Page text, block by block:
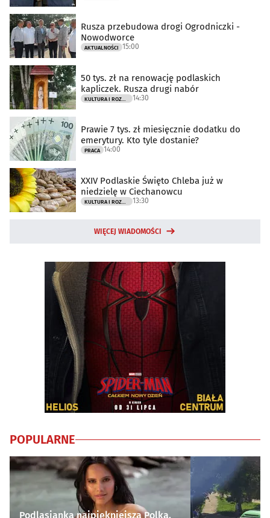
Rusza przebudowa drogi Ogrodniczki -
Nowodworce
AKTUALNOŚCI 15:00
50 tys. zł na renowację podlaskich
kapliczek. Rusza drugi nabór
14:30
Prawie 7 tys. zł miesięcznie dodatku do
emerytury. Kto tyle dostanie?
PRACA 14:00
XXIV Podlaskie Święto Chleba już w
niedzielę w Ciechanowcu
13:30
WIĘCEJ WIADOMOŚCI
POPULARNE
Podlasianka najpiękniejszą Polką.